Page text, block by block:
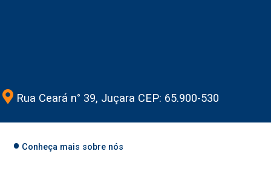
Rua Ceará n° 39, Juçara CEP: 65.900-530
Conheça mais sobre nós